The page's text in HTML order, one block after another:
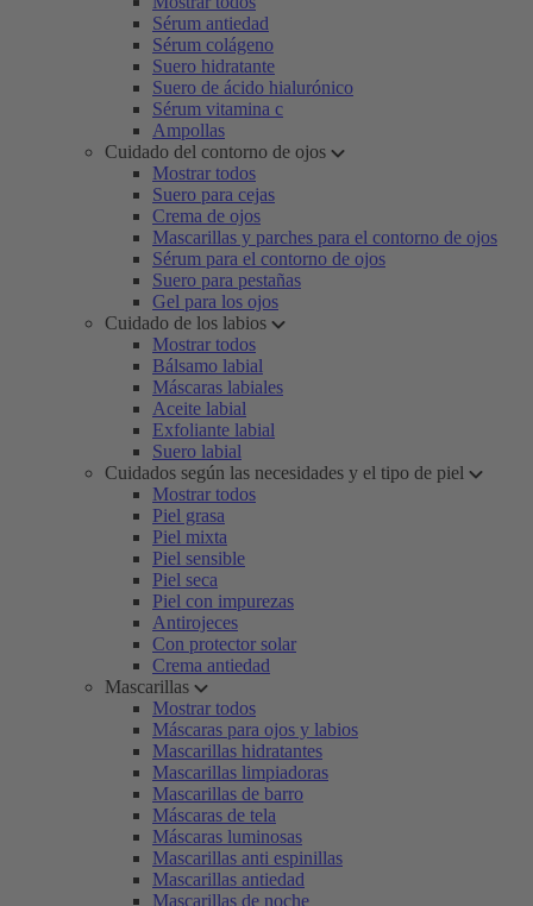
Sérum antiedad
Sérum colágeno
Suero hidratante
Suero de ácido hialurónico
Sérum vitamina c
Ampollas
Cuidado del contorno de ojos
Mostrar todos
Suero para cejas
Crema de ojos
Mascarillas y parches para el contorno de ojos
Sérum para el contorno de ojos
Suero para pestañas
Gel para los ojos
Cuidado de los labios
Mostrar todos
Bálsamo labial
Máscaras labiales
Aceite labial
Exfoliante labial
Suero labial
Cuidados según las necesidades y el tipo de piel
Mostrar todos
Piel grasa
Piel mixta
Piel sensible
Piel seca
Piel con impurezas
Antirojeces
Con protector solar
Crema antiedad
Mascarillas
Mostrar todos
Máscaras para ojos y labios
Mascarillas hidratantes
Mascarillas limpiadoras
Mascarillas de barro
Máscaras de tela
Máscaras luminosas
Mascarillas anti espinillas
Mascarillas antiedad
Mascarillas de noche